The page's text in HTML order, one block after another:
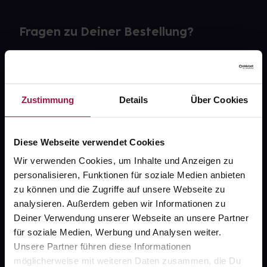
Zustimmung Details Über Cookies
Diese Webseite verwendet Cookies
Wir verwenden Cookies, um Inhalte und Anzeigen zu
personalisieren, Funktionen für soziale Medien anbieten
zu können und die Zugriffe auf unsere Webseite zu
analysieren. Außerdem geben wir Informationen zu
Deiner Verwendung unserer Webseite an unsere Partner
für soziale Medien, Werbung und Analysen weiter.
Unsere Partner führen diese Informationen
möglicherweise mit weiteren Daten zusammen, die Du
Fragen zu Deiner Bestellung?
gesund.de
Über uns
Karriere
Newsletter